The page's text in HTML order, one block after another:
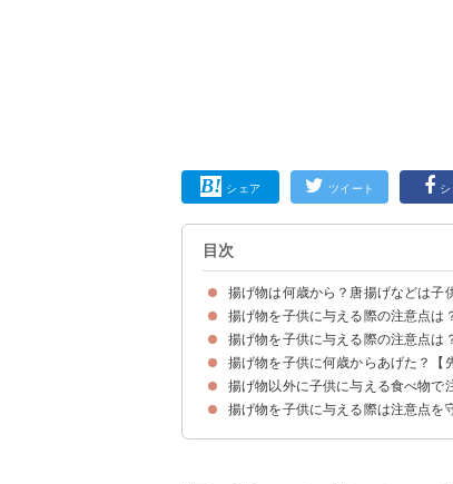
シェア ツイート シ
目次
揚げ物は何歳から？唐揚げなどは子
手作りの揚げ物であれば1歳頃から与え
外食・市販の場合は大人と同じ食事がで
揚げ物を子供に与える際の注意点は
①まずは少量で様子を見る
②新しい油で揚げる
③中まで火を通す
④量・頻度に注意
⑤病院にいけるような状況にしておくと
⑥パン粉をまぶして焼いたものから試す
揚げ物を子供に与える際の注意点は
①衣を外して与える
②食べたことがある食材にする
揚げ物を子供に何歳からあげた？【
揚げ物以外に子供に与える食べ物で
揚げ物を子供に与える際は注意点を